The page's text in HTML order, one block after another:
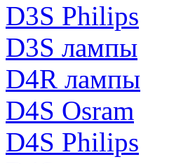
D3S Philips
D3S лампы
D4R лампы
D4S Osram
D4S Philips